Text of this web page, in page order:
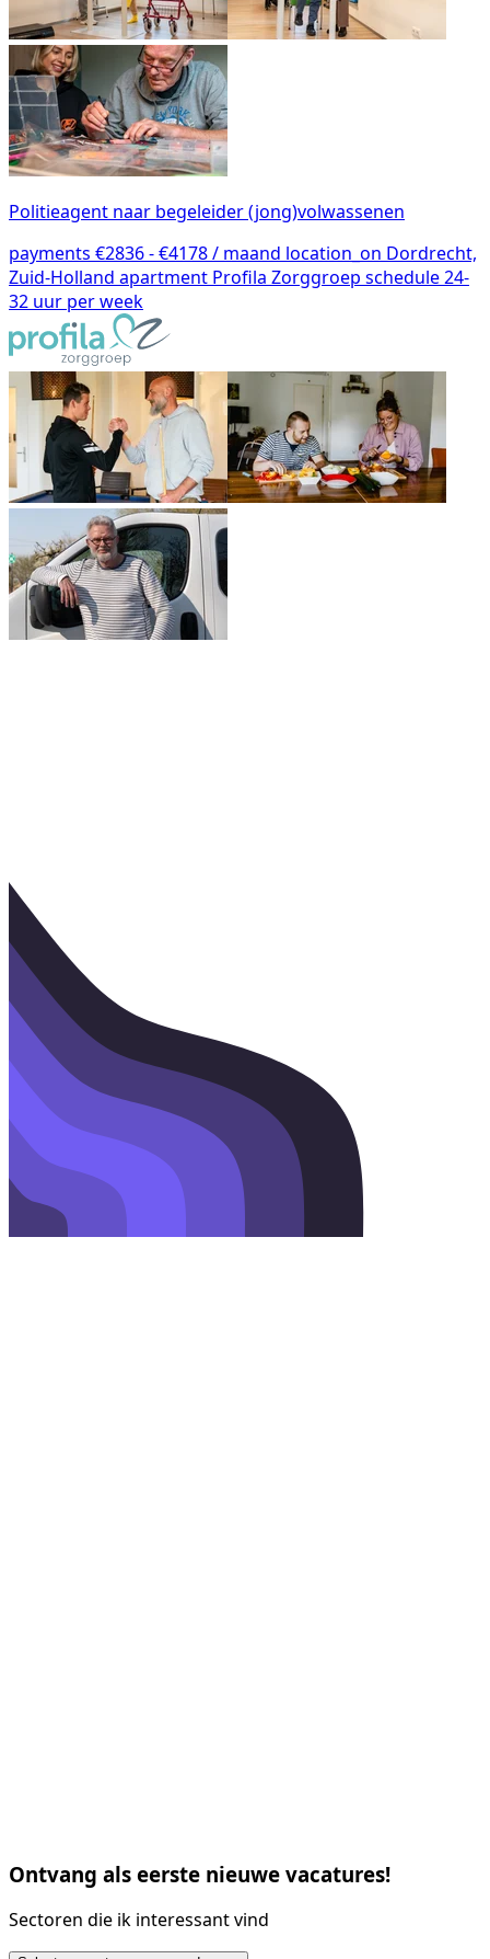
Politieagent naar begeleider (jong)volwassenen
payments €2836 - €4178 / maand location_on Dordrecht,
Zuid-Holland apartment Profila Zorggroep schedule24-
32 uur per week
Ontvang als eerste nieuwe vacatures!
Sectoren die ik interessant vind